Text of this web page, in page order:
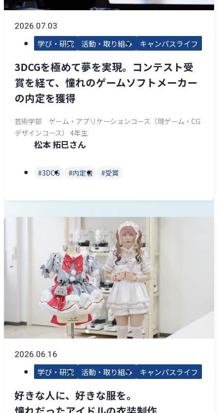
2026.07.03
学び・研究 活動・取り組み キャンパスライフ
3DCGを極めて夢を実現。コンテスト受
賞を経て、憧れのゲームソフトメーカー
の内定を獲得
芸術学部 ゲーム・アプリケーションコース（現ゲーム・CG
デザインコース） 4年生
松本 拓巳さん
3DCG 内定者 受賞
2026.06.16
学び・研究 活動・取り組み キャンパスライフ
好きな人に、好きな服を。